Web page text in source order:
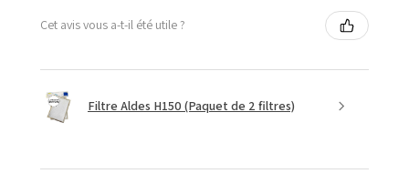
Cet avis vous a-t-il été utile ?
Filtre Aldes H150 (Paquet de 2 filtres)